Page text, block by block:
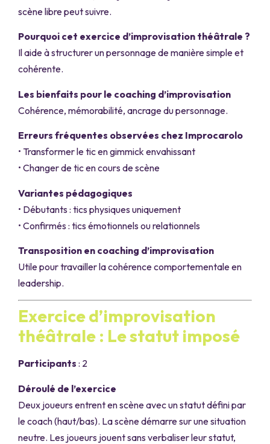
scène libre peut suivre.
Pourquoi cet exercice d’improvisation théâtrale ?
Il aide à structurer un personnage de manière simple et
cohérente.
Les bienfaits pour le coaching d’improvisation
Cohérence, mémorabilité, ancrage du personnage.
Erreurs fréquentes observées chez Improcarolo
• Transformer le tic en gimmick envahissant
• Changer de tic en cours de scène
Variantes pédagogiques
• Débutants : tics physiques uniquement
• Confirmés : tics émotionnels ou relationnels
Transposition en coaching d’improvisation
Utile pour travailler la cohérence comportementale en
leadership.
Exercice d’improvisation
théâtrale : Le statut imposé
Participants : 2
Déroulé de l’exercice
Deux joueurs entrent en scène avec un statut défini par
le coach (haut/bas). La scène démarre sur une situation
neutre. Les joueurs jouent sans verbaliser leur statut,